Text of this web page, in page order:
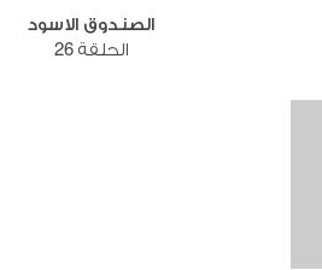
الصندوق الاسود
الحلقة 26